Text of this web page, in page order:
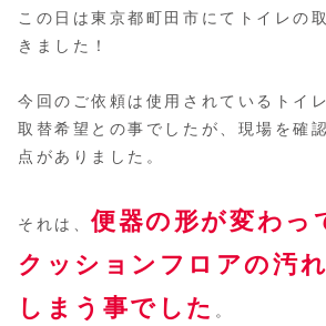
この日は東京都町田市にてトイレの
きました！
今回のご依頼は使用されているトイ
取替希望との事でしたが、現場を確
点がありました。
それは、便器の形が変わっ
クッションフロアの汚
しまう事で した 。